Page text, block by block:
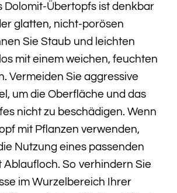
Dolomit-Übertopfs ist denkbar
glatten, nicht-porösen
Sie Staub und leichten
mit einem weichen, feuchten
Vermeiden Sie aggressive
um die Oberfläche und das
nicht zu beschädigen. Wenn
mit Pflanzen verwenden,
Nutzung eines passenden
Ablaufloch. So verhindern Sie
im Wurzelbereich Ihrer